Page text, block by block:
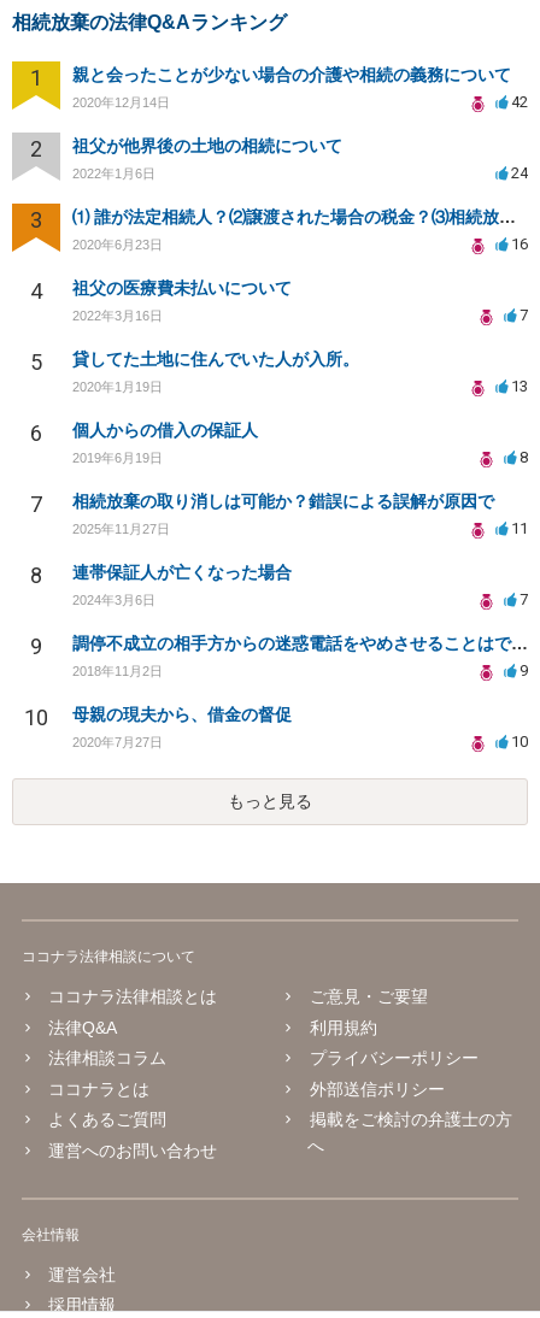
相続放棄の法律Q&Aランキング
1 親と会ったことが少ない場合の介護や相続の義務について
2020年12月14日 42
2 祖父が他界後の土地の相続について
2022年1月6日 24
3 ⑴ 誰が法定相続人？⑵譲渡された場合の税金？⑶相続放棄後同じ不動産を相続できない？⑷借金返済義務は？
2020年6月23日 16
4 祖父の医療費未払いについて
2022年3月16日 7
5 貸してた土地に住んでいた人が入所。
2020年1月19日 13
6 個人からの借入の保証人
2019年6月19日 8
7 相続放棄の取り消しは可能か？錯誤による誤解が原因で
2025年11月27日 11
8 連帯保証人が亡くなった場合
2024年3月6日 7
9 調停不成立の相手方からの迷惑電話をやめさせることはできますか？
2018年11月2日 9
10 母親の現夫から、借金の督促
2020年7月27日 10
もっと見る
ココナラ法律相談について
ココナラ法律相談とは
法律Q&A
法律相談コラム
ココナラとは
よくあるご質問
運営へのお問い合わせ
ご意見・ご要望
利用規約
プライバシーポリシー
外部送信ポリシー
掲載をご検討の弁護士の方
へ
会社情報
運営会社
採用情報